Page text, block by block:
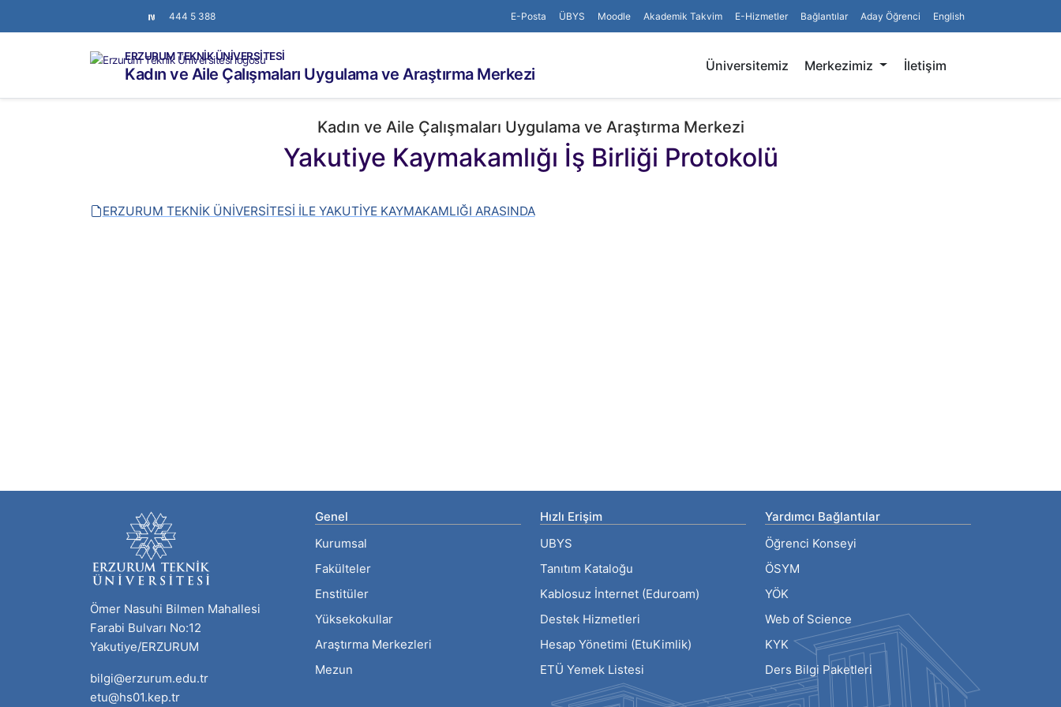
444 5 388 E-Posta ÜBYS Moodle Akademik Takvim E-Hizmetler Bağlantılar Aday Öğrenci English
ERZURUM TEKNİK ÜNİVERSİTESİ
Kadın ve Aile Çalışmaları Uygulama ve Araştırma Merkezi Üniversitemiz Merkezimiz İletişim
Kadın ve Aile Çalışmaları Uygulama ve Araştırma Merkezi
Yakutiye Kaymakamlığı İş Birliği Protokolü
ERZURUM TEKNİK ÜNİVERSİTESİ İLE YAKUTİYE KAYMAKAMLIĞI ARASINDA
Ömer Nasuhi Bilmen Mahallesi
Farabi Bulvarı No:12
Yakutiye/ERZURUM
bilgi@erzurum.edu.tr
etu@hs01.kep.tr
Genel
Kurumsal
Fakülteler
Enstitüler
Yüksekokullar
Araştırma Merkezleri
Mezun
Hızlı Erişim
UBYS
Tanıtım Kataloğu
Kablosuz İnternet (Eduroam)
Destek Hizmetleri
Hesap Yönetimi (EtuKimlik)
ETÜ Yemek Listesi
Yardımcı Bağlantılar
Öğrenci Konseyi
ÖSYM
YÖK
Web of Science
KYK
Ders Bilgi Paketleri